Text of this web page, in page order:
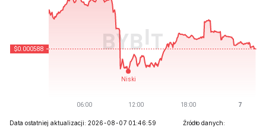
Data ostatniej aktualizacji: 2026-08-07 01:46:59
Źródło danych: